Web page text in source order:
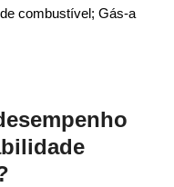
combustível; Gás-a